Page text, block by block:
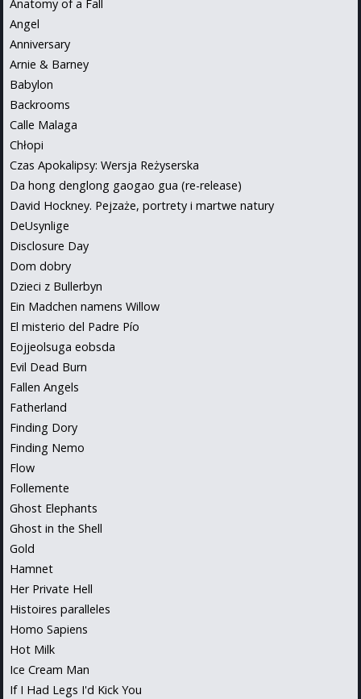
Anatomy of a Fall
Angel
Anniversary
Arnie & Barney
Babylon
Backrooms
Calle Malaga
Chłopi
Czas Apokalipsy: Wersja Reżyserska
Da hong denglong gaogao gua (re-release)
David Hockney. Pejzaże, portrety i martwe natury
DeUsynlige
Disclosure Day
Dom dobry
Dzieci z Bullerbyn
Ein Madchen namens Willow
El misterio del Padre Pío
Eojjeolsuga eobsda
Evil Dead Burn
Fallen Angels
Fatherland
Finding Dory
Finding Nemo
Flow
Follemente
Ghost Elephants
Ghost in the Shell
Gold
Hamnet
Her Private Hell
Histoires paralleles
Homo Sapiens
Hot Milk
Ice Cream Man
If I Had Legs I'd Kick You